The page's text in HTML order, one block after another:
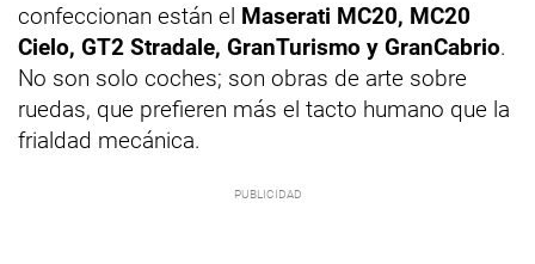
confeccionan están el Maserati MC20, MC20
Cielo, GT2 Stradale, GranTurismo y GranCabrio.
No son solo coches; son obras de arte sobre
ruedas, que prefieren más el tacto humano que la
frialdad mecánica.